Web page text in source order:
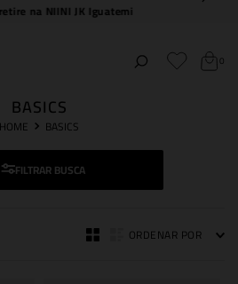
retire na NIINI JK Iguatemi
0
BASICS
BASICS
FILTRAR
ORDENAR POR